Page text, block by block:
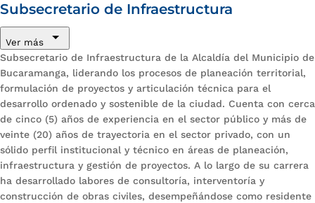
Subsecretario de Infraestructura
Ver más
Subsecretario de Infraestructura de la Alcaldía del Municipio de
Bucaramanga, liderando los procesos de planeación territorial,
formulación de proyectos y articulación técnica para el
desarrollo ordenado y sostenible de la ciudad. Cuenta con cerca
de cinco (5) años de experiencia en el sector público y más de
veinte (20) años de trayectoria en el sector privado, con un
sólido perfil institucional y técnico en áreas de planeación,
infraestructura y gestión de proyectos. A lo largo de su carrera
ha desarrollado labores de consultoría, interventoría y
construcción de obras civiles, desempeñándose como residente